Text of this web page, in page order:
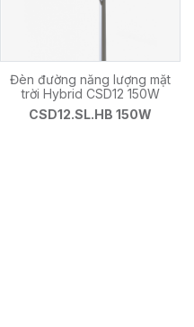
Đèn đường năng lượng mặt
trời Hybrid CSD12 150W
CSD12.SL.HB 150W